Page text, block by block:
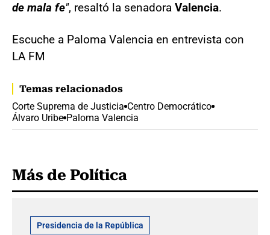
de mala fe", resaltó la senadora Valencia.
Escuche a Paloma Valencia en entrevista con
LA FM
Temas relacionados
Corte Suprema de Justicia Centro Democrático
Álvaro Uribe Paloma Valencia
Más de Política
Presidencia de la República